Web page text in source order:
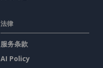
法律
服务条款
AI Policy